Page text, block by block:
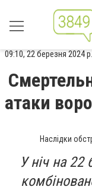
09:10, 22 березня 2024 р.
атаки
Наслідки
У ніч на 22